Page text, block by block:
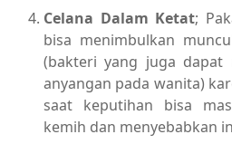
Celana Dalam Ketat;
bisa menimbulkan
(bakteri yang juga dapat
anyangan pada wanita)
saat keputihan bisa
kemih dan menyebabkan